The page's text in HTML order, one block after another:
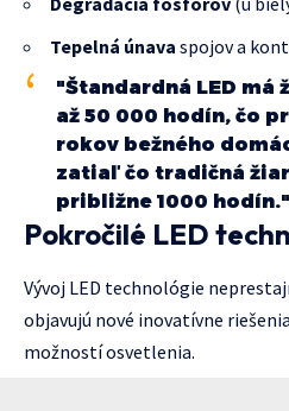
Tepelná únava spojov a
"Štandardná LED má
až 50 000 hodín, čo
rokov bežného
zatiaľ čo tradičná
približne 1000 hodín."
Pokročilé LED
Vývoj LED technológie
objavujú nové inovatívne
možností osvetlenia.